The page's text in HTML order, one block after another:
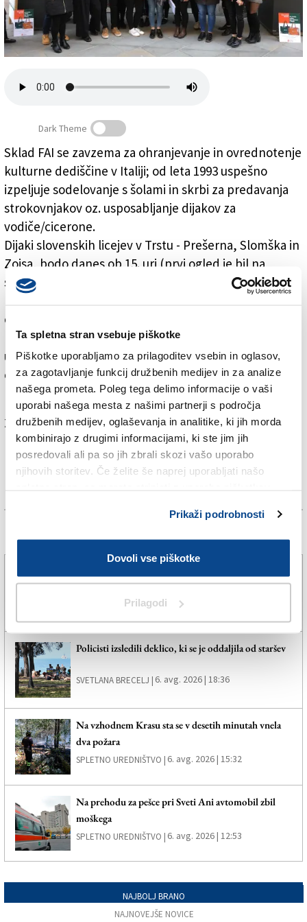
Ta spletna stran vsebuje piškotke
Piškotke uporabljamo za prilagoditev vsebin in oglasov,
za zagotavljanje funkcij družbenih medijev in za analize
našega prometa. Poleg tega delimo informacije o vaši
uporabi našega mesta z našimi partnerji s področja
družbenih medijev, oglaševanja in analitike, ki jih morda
kombinirajo z drugimi informacijami, ki ste jim jih
posredovali ali pa so jih zbrali skozi vašo uporabo
njihovih storitev. Če želite še naprej uporabljati našo
Prikaži podrobnosti
Dovoli vse piškotke
Prilagodi
Založnik
Zadruga PD
Slovenski dijaki vodijo ogled Muzeja Revoltelle
Dark Theme
Sklad FAI se zavzema za ohranjevanje in ovrednotenje
kulturne dediščine v Italiji; od leta 1993 uspešno
izpeljuje sodelovanje s šolami in skrbi za predavanja
strokovnjakov oz. usposabljanje dijakov za
vodiče/cicerone.
Dijaki slovenskih licejev v Trstu - Prešerna, Slomška in
Zoisa, bodo danes ob 15. uri (prvi ogled je bil na
sporedu zjutraj) in jutri ob 10. in 11.30, vodili ogled
baronalnega dela Muzeja Revoltelle ter orisali
obdobje ekonomskega razcveta, ki ga je Trst doživljal
pod Avstro Ogrsko in je vplival na vzpon trgovanja,
umetnosti in kulture. Ob tej priložnosti si bodo
obiskovalci muzeja lahko ogledali tudi Mušičevo
razstavo Zasteklenele oči.
Za branje in pisanje komentarjevje potrebna prijava
Več novic
dela ni nujna«
SANELA ČORALIČ |6. avg. 2026 | 20:31
Policisti izsledili deklico, ki se je oddaljila od staršev
SVETLANA BRECELJ |6. avg. 2026 | 18:36
Na vzhodnem Krasu sta se v desetih minutah vnela
dva požara
SPLETNO UREDNIŠTVO | 6. avg. 2026 | 15:32
Na prehodu za pešce pri Sveti Ani avtomobil zbil
moškega
SPLETNO UREDNIŠTVO | 6. avg. 2026 | 12:53
NAJBOLJ BRANO
NAJNOVEJŠE NOVICE